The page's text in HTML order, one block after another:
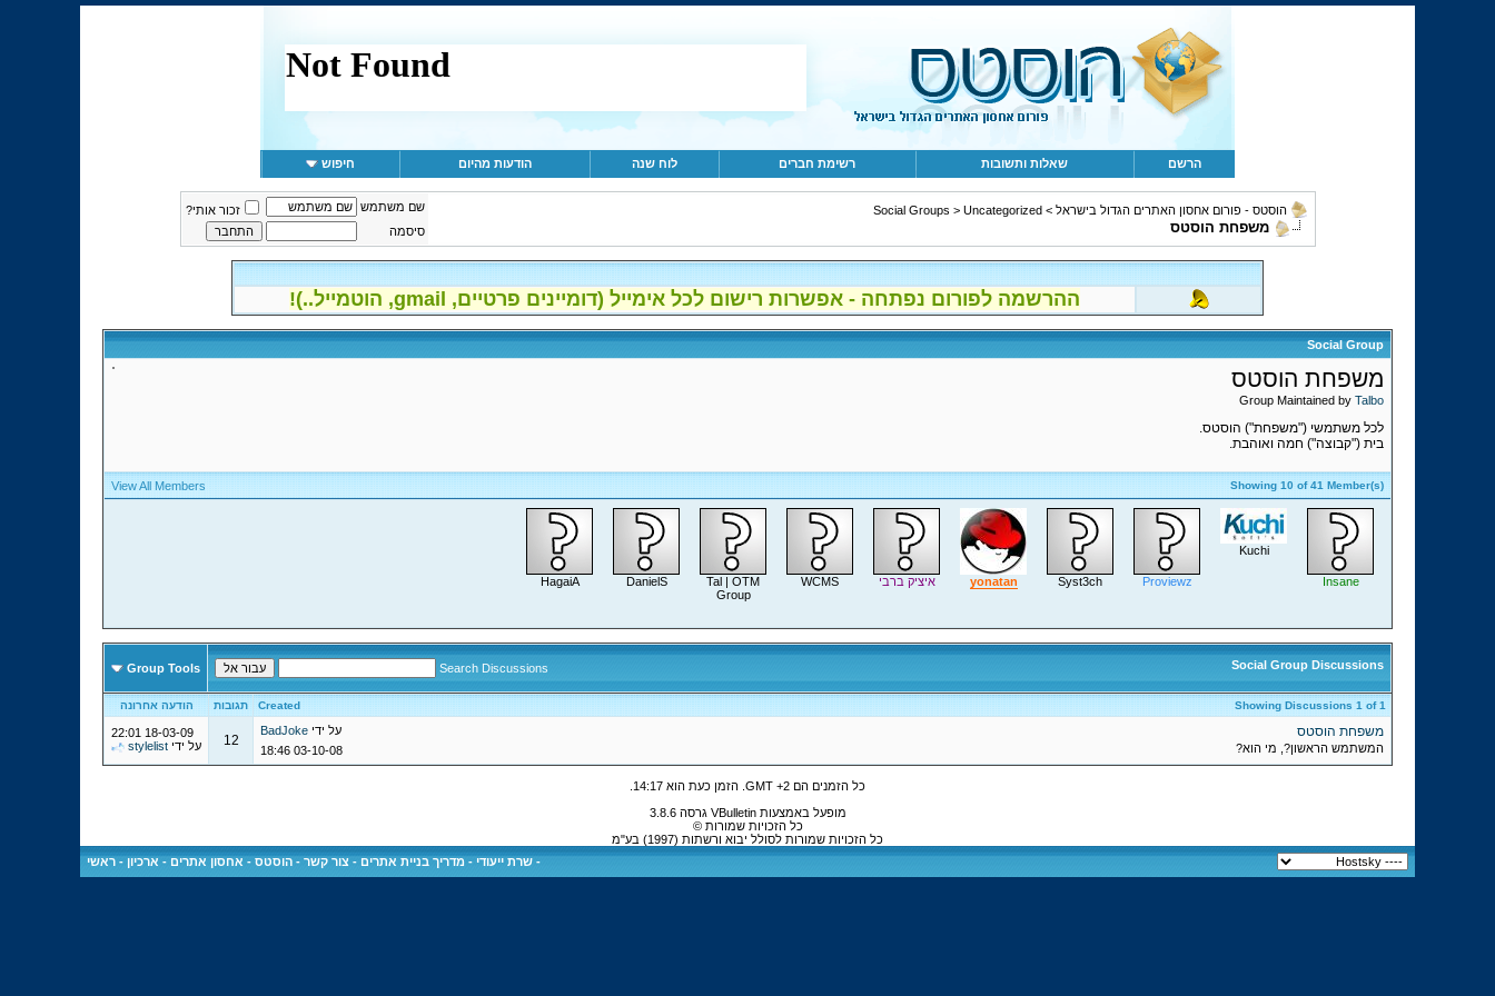
הרשם שאלות ותשובות רשימת חברים לוח שנה הודעות מהיום חיפוש
הוסטס - פורום אחסון האתרים הגדול בישראל >
Social Groups > Uncategorized
משפחת הוסטס
שם משתמש
זכור אותי?
סיסמה
ההרשמה לפורום נפתחה - אפשרות רישום לכל אימייל (דומיינים פרטיים, gmail, הוטמייל..)!
Social Group
משפחת הוסטס
Group Maintained byTalbo
לכל משתמשי ("משפחת") הוסטס.
בית ("קבוצה") חמה ואוהבת.
View All Members Showing 10 of 41 Member(s)
Insane
Kuchi
Proviewz
Syst3ch
yonatan איציק ברבי WCMS
Tal | OTM
Group
DanielS
HagaiA
Search Discussions Social Group Discussions
Group Tools
Created Showing Discussions 1 of 1 תגובות הודעה אחרונה
על ידי BadJoke
03-10-08
18:46
משפחת הוסטס
המשתמש הראשון?, מי הוא? 12
18-03-09
22:01
על ידי stylelist
כל הזמנים הם GMT +2. הזמן כעת הוא 14:17
מופעל באמצעות VBulletin גרסה 3.8.6
כל הזכויות שמורות ©
כל הזכויות שמורות לסולל יבוא ורשתות (1997) בע"מ
- שרת ייעודי - מדריך בניית אתרים - צור קשר - הוסטס - אחסון אתרים - ארכיון - ראשי